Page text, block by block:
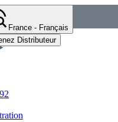
France - Français
Distributeur